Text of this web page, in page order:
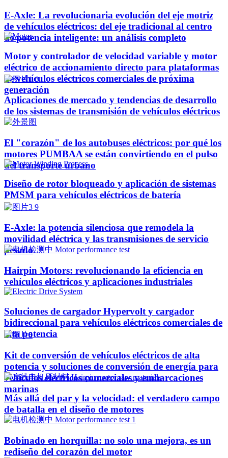
E-Axle: La revolucionaria evolución del eje motriz
de vehículos eléctricos: del eje tradicional al centro
de potencia inteligente: un análisis completo
Motor y controlador de velocidad variable y motor
eléctrico de accionamiento directo para plataformas
de vehículos eléctricos comerciales de próxima
generación
Aplicaciones de mercado y tendencias de desarrollo
de los sistemas de transmisión de vehículos eléctricos
El "corazón" de los autobuses eléctricos: por qué los
motores PUMBAA se están convirtiendo en el pulso
del transporte urbano
Diseño de rotor bloqueado y aplicación de sistemas
PMSM para vehículos eléctricos de batería
E-Axle: la potencia silenciosa que remodela la
movilidad eléctrica y las transmisiones de servicio
pesado
Hairpin Motors: revolucionando la eficiencia en
vehículos eléctricos y aplicaciones industriales
Soluciones de cargador Hypervolt y cargador
bidireccional para vehículos eléctricos comerciales de
alta potencia
Kit de conversión de vehículos eléctricos de alta
potencia y soluciones de conversión de energía para
vehículos eléctricos comerciales y embarcaciones
marinas
Más allá del par y la velocidad: el verdadero campo
de batalla en el diseño de motores
Bobinado en horquilla: no solo una mejora, es un
rediseño del corazón del motor